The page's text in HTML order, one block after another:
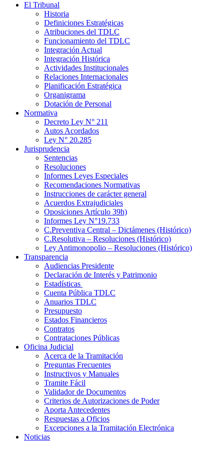
El Tribunal
Historia
Definiciones Estratégicas
Atribuciones del TDLC
Funcionamiento del TDLC
Integración Actual
Integración Histórica
Actividades Institucionales
Relaciones Internacionales
Planificación Estratégica
Organigrama
Dotación de Personal
Normativa
Decreto Ley N° 211
Autos Acordados
Ley N° 20.285
Jurisprudencia
Sentencias
Resoluciones
Informes Leyes Especiales
Recomendaciones Normativas
Instrucciones de carácter general
Acuerdos Extrajudiciales
Oposiciones Artículo 39h)
Informes Ley N°19.733
C.Preventiva Central – Dictámenes (Histórico)
C.Resolutiva – Resoluciones (Histórico)
Ley Antimonopolio – Resoluciones (Histórico)
Transparencia
Audiencias Presidente
Declaración de Interés y Patrimonio
Estadísticas
Cuenta Pública TDLC
Anuarios TDLC
Presupuesto
Estados Financieros
Contratos
Contrataciones Públicas
Oficina Judicial
Acerca de la Tramitación
Preguntas Frecuentes
Instructivos y Manuales
Tramite Fácil
Validador de Documentos
Criterios de Autorizaciones de Poder
Aporta Antecedentes
Respuestas a Oficios
Excepciones a la Tramitación Electrónica
Noticias